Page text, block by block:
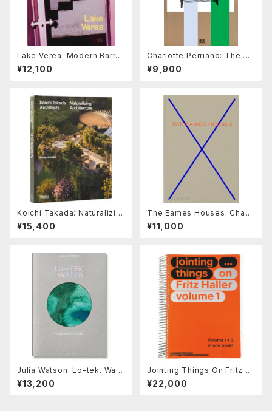
Lake Verea: Modern Barra
gán
¥12,100
Charlotte Perriand: The Art
of Dwelling
¥9,900
Koichi Takada: Naturalizin
g Architecture
¥15,400
The Eames Houses: Charl
es and Ray Eames Reside
ntial Architecture
¥11,000
Julia Watson. Lo-tek. Wate
r. a Field Guide for Teknol
ogy
¥13,200
Jointing Things On Fritz H
aller (2 Vols.)
¥22,000